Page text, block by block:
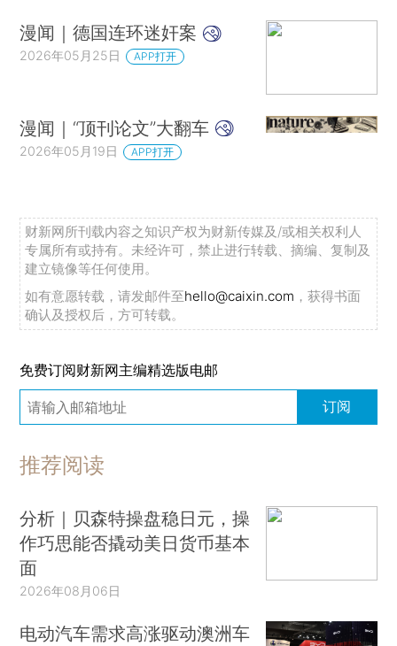
漫闻｜德国连环迷奸案
2026年05月25日 APP打开
漫闻｜“顶刊论文”大翻车
2026年05月19日 APP打开
财新网所刊载内容之知识产权为财新传媒及/或相关权利人
专属所有或持有。未经许可，禁止进行转载、摘编、复制及
建立镜像等任何使用。
如有意愿转载，请发邮件至hello@caixin.com ，获得书面
确认及授权后，方可转载。
免费订阅财新网主编精选版电邮
订阅
推荐阅读
分析｜贝森特操盘稳日元，操
作巧思能否撬动美日货币基本
面
2026年08月06日
电动汽车需求高涨驱动澳洲车